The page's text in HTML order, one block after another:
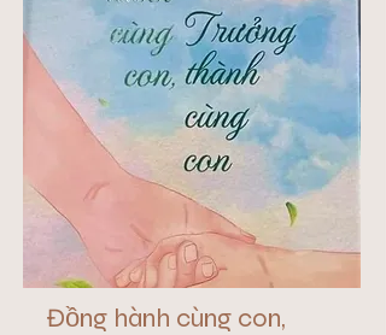
Đồng hành cùng con,